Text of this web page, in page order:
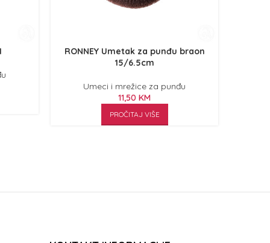
RONNEY Umetak za punđu braon
15/6.5cm
Umeci i mrežice za punđu
11,50 KM
PROČITAJ VIŠE